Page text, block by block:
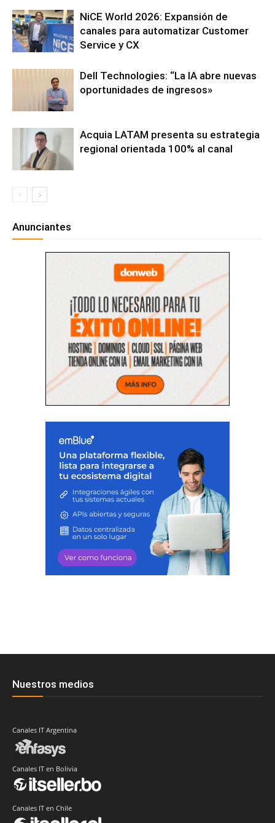
NiCE World 2026: Expansión de
canales para automatizar Customer
Service y CX
Dell Technologies: “La IA abre nuevas
oportunidades de ingresos»
Acquia LATAM presenta su estrategia
regional orientada 100% al canal
Anunciantes
Nuestros medios
Canales IT Argentina
Canales IT en Bolivia
Canales IT en Chile